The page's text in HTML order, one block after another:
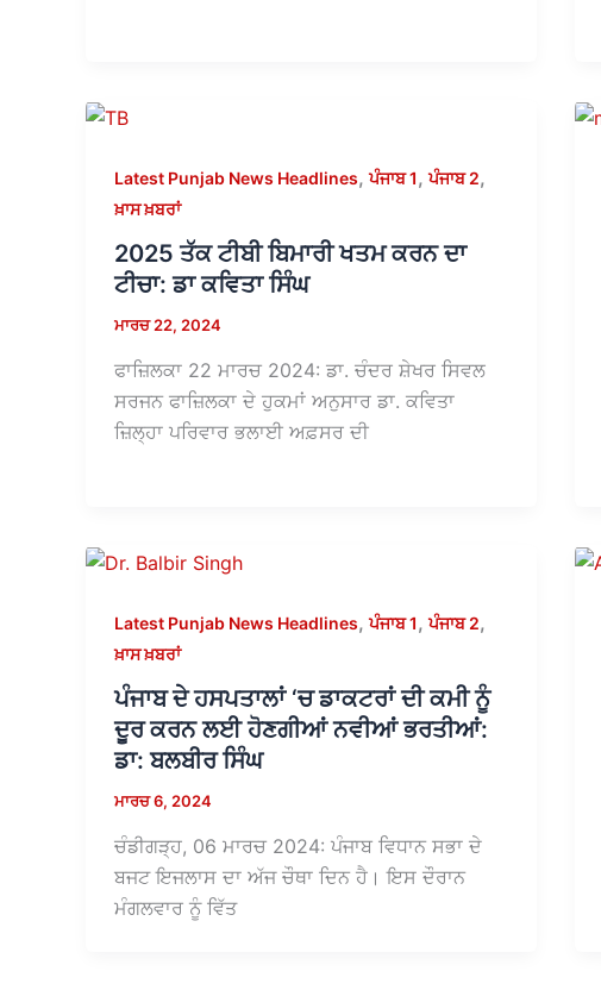
Latest Punjab News Headlines,ਪੰਜਾਬ 1,ਪੰਜਾਬ 2,
ਖ਼ਾਸ ਖ਼ਬਰਾਂ
2025 ਤੱਕ ਟੀਬੀ ਬਿਮਾਰੀ ਖਤਮ ਕਰਨ ਦਾ
ਟੀਚਾ: ਡਾ ਕਵਿਤਾ ਸਿੰਘ
ਮਾਰਚ 22, 2024
ਫਾਜ਼ਿਲਕਾ 22 ਮਾਰਚ 2024: ਡਾ. ਚੰਦਰ ਸ਼ੇਖਰ ਸਿਵਲ
ਸਰਜਨ ਫਾਜ਼ਿਲਕਾ ਦੇ ਹੁਕਮਾਂ ਅਨੁਸਾਰ ਡਾ. ਕਵਿਤਾ
ਜ਼ਿਲ੍ਹਾ ਪਰਿਵਾਰ ਭਲਾਈ ਅਫ਼ਸਰ ਦੀ
Latest Punjab News Headlines,ਪੰਜਾਬ 1,ਪੰਜਾਬ 2,
ਖ਼ਾਸ ਖ਼ਬਰਾਂ
ਪੰਜਾਬ ਦੇ ਹਸਪਤਾਲਾਂ ‘ਚ ਡਾਕਟਰਾਂ ਦੀ ਕਮੀ ਨੂੰ
ਦੂਰ ਕਰਨ ਲਈ ਹੋਣਗੀਆਂ ਨਵੀਆਂ ਭਰਤੀਆਂ:
ਡਾ: ਬਲਬੀਰ ਸਿੰਘ
ਮਾਰਚ 6, 2024
ਚੰਡੀਗੜ੍ਹ, 06 ਮਾਰਚ 2024: ਪੰਜਾਬ ਵਿਧਾਨ ਸਭਾ ਦੇ
ਬਜਟ ਇਜਲਾਸ ਦਾ ਅੱਜ ਚੌਥਾ ਦਿਨ ਹੈ। ਇਸ ਦੌਰਾਨ
ਮੰਗਲਵਾਰ ਨੂੰ ਵਿੱਤ